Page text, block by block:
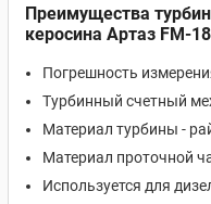
Преимущества
керосина Артаз FM-
Погрешность
Турбинный счетный
Материал турбины -
Материал проточной
Используется для